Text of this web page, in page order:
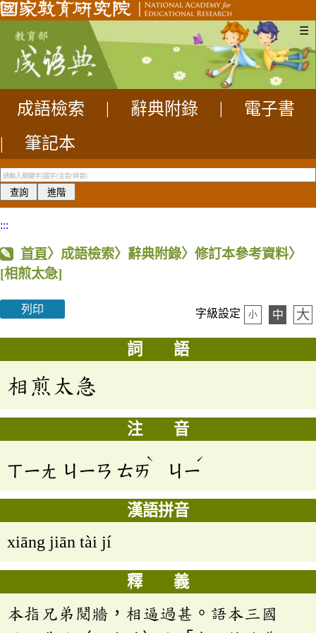
☰
成語檢索 辭典附錄
電子書
|
筆記本
:::
首頁〉成語檢索〉辭典附錄〉修訂本參考資料〉
[相煎太急]
列印 字級設定 小 中 大
詞 語
相煎太急
注 音
ㄒㄧㄤ ㄐㄧㄢ ㄊㄞ
ˋ
ㄐㄧ
ˊ
漢語拼音
xiāng jiān tài jí
釋 義
本指兄弟鬩牆，相逼過甚。語本三國